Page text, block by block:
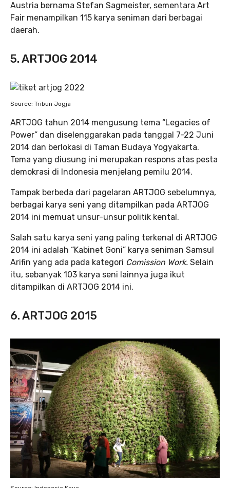
Austria bernama Stefan Sagmeister, sementara Art
Fair menampilkan 115 karya seniman dari berbagai
daerah.
5. ARTJOG 2014
Source: Tribun Jogja
ARTJOG tahun 2014 mengusung tema “Legacies of
Power” dan diselenggarakan pada tanggal 7-22 Juni
2014 dan berlokasi di Taman Budaya Yogyakarta.
Tema yang diusung ini merupakan respons atas pesta
demokrasi di Indonesia menjelang pemilu 2014.
Tampak berbeda dari pagelaran ARTJOG sebelumnya,
berbagai karya seni yang ditampilkan pada ARTJOG
2014 ini memuat unsur-unsur politik kental.
Salah satu karya seni yang paling terkenal di ARTJOG
2014 ini adalah “Kabinet Goni” karya seniman Samsul
Arifin yang ada pada kategori Comission Work. Selain
itu, sebanyak 103 karya seni lainnya juga ikut
ditampilkan di ARTJOG 2014 ini.
6. ARTJOG 2015